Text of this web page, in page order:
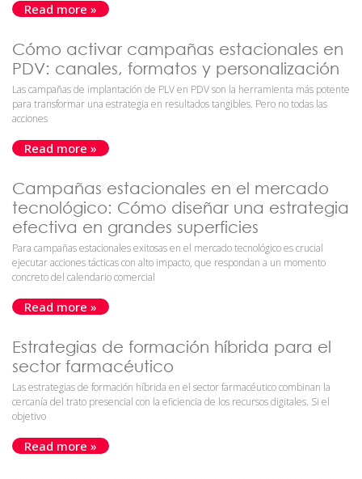
Read more »
Cómo activar campañas estacionales en
PDV: canales, formatos y personalización
Las campañas de implantación de PLV en PDV son la herramienta más potente
para transformar una estrategia en resultados tangibles. Pero no todas las
acciones
Read more »
Campañas estacionales en el mercado
tecnológico: Cómo diseñar una estrategia
efectiva en grandes superficies
Para campañas estacionales exitosas en el mercado tecnológico es crucial
ejecutar acciones tácticas con alto impacto, que respondan a un momento
concreto del calendario comercial
Read more »
Estrategias de formación híbrida para el
sector farmacéutico
Las estrategias de formación híbrida en el sector farmacéutico combinan la
cercanía del trato presencial con la eficiencia de los recursos digitales. Si el
objetivo
Read more »